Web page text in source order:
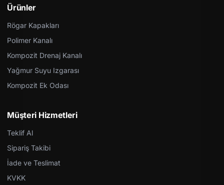
Ürünler
Rögar Kapakları
Polimer Kanalı
Kompozit Drenaj Kanalı
Yağmur Suyu Izgarası
Kompozit Ek Odası
Müşteri Hizmetleri
Teklif Al
Sipariş Takibi
İade ve Teslimat
KVKK